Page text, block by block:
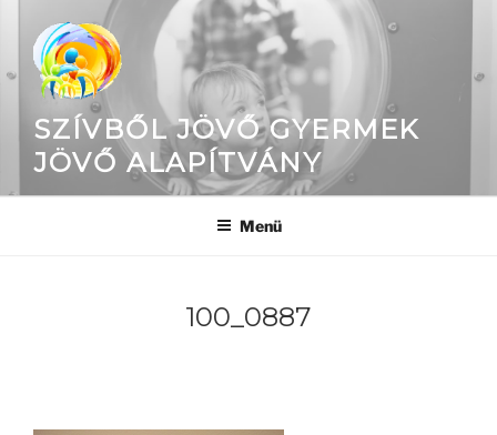
SZÍVBŐL JÖVŐ GYERMEK
JÖVŐ ALAPÍTVÁNY
Menü
100_0887